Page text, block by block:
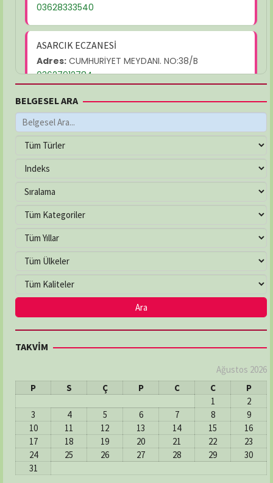
03628333540
ASARCIK ECZANESİ
Adres: CUMHURİYET MEYDANI. NO:38/B
03627912784
AYŞEGÜL ECZANESİ
Adres:MEVLANA MAH. YUKARIBAKIRPINARI SOK.
NO:21/C
ÇAKIRLAR ECZANESİ
03624577799
ÇEVRE ECZANESİ
İlkadım / Samsun
03622336321
Adres:
DERECİK ECZANESİ
Adres:Derecik Mahallesi 23 Nısan Caddesi No:82
Atakum / Samsun
03624655074
BELGESEL ARA
TAKVİM
Ağustos 2026
P
S Ç P C C
P
1
2
3
4 5 6 7 8
9
10
11 12 13 14 15
16
17
18 19 20 21 22
23
24
25 26 27 28 29
30
31